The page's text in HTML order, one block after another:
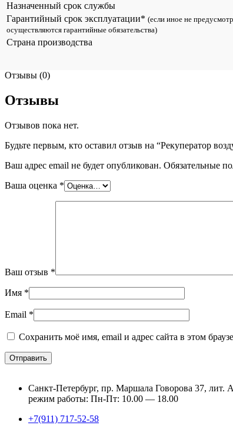
Назначенный срок службы
Гарантийный срок эксплуатации* (если иное не
осуществляются гарантийные обязательства)
Страна производства
Отзывы (0)
Отзывы
Отзывов пока нет.
Будьте первым, кто оставил отзыв на “Рекуператор
Ваш адрес email не будет опубликован. Обязательные
Ваша оценка *
Ваш отзыв *
Имя *
Email *
Сохранить моё имя, email и адрес сайта в этом
Санкт-Петербург, пр. Маршала Говорова 37, лит.
режим работы: Пн-Пт: 10.00 — 18.00
+7(911) 717-52-58